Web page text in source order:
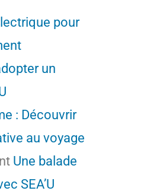
pour
un
: Découvrir
au voyage
Une balade
SEA’U